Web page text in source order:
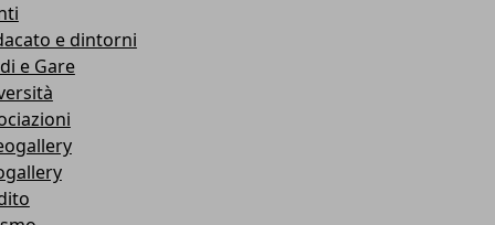
e dintorni
e Gare